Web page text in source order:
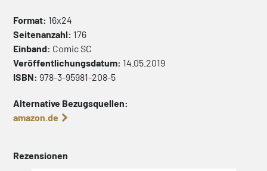
Format: 16x24
Seitenanzahl: 176
Einband: ComicSC
Veröffentlichungsdatum: 14.05.2019
ISBN: 978-3-95981-208-5
Alternative Bezugsquellen:
amazon.de
Rezensionen